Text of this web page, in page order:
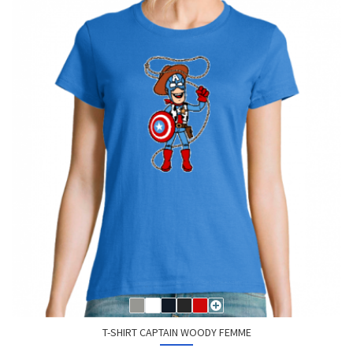
T-SHIRT CAPTAIN WOODY FEMME